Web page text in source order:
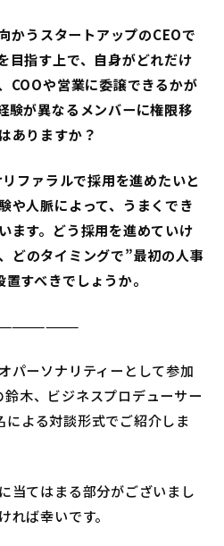
かうスタートアップのCEOで
目指す上で、自身がどれだけ
COOや営業に委譲できるかが
験が異なるメンバーに権限移
ありますか？
ファラルで採用を進めたいと
や人脈によって、うまくでき
ます。どう採用を進めていけ
どのタイミングで”最初の人事
すべきでしょうか。
パーソナリティーとして参加
鈴木、ビジネスプロデューサー
よる対談形式でご紹介しま
当てはまる部分がございまし
れば幸いです。